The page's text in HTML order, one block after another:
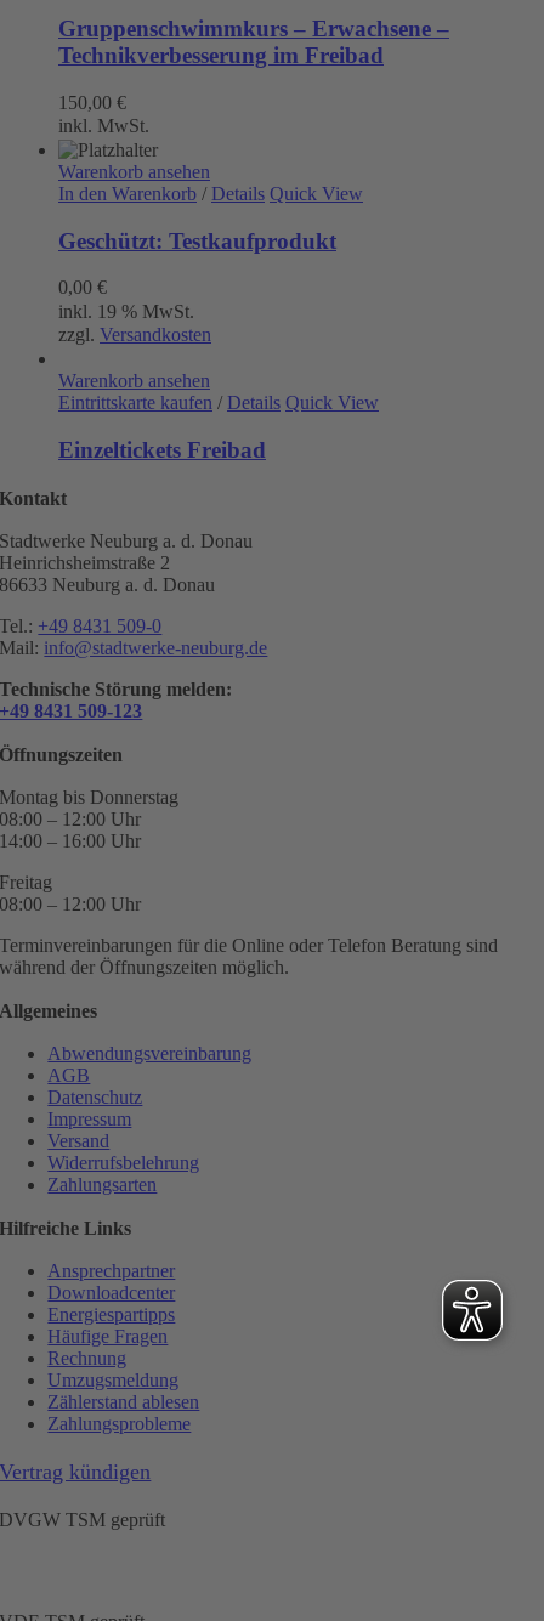
Gruppenschwimmkurs – Erwachsene –
Technikverbesserung im Freibad
150,00 €
inkl. MwSt.
Warenkorb ansehen
In den Warenkorb / Details Quick View
Geschützt: Testkaufprodukt
0,00 €
inkl. 19 % MwSt.
zzgl. Versandkosten
Warenkorb ansehen
Eintrittskarte kaufen / Details Quick View
Einzeltickets Freibad
Kontakt
Stadtwerke Neuburg a. d. Donau
Heinrichsheimstraße 2
86633 Neuburg a. d. Donau
Tel.: +49 8431 509-0
Mail: info@stadtwerke-neuburg.de
Technische Störung melden:
+49 8431 509-123
Öffnungszeiten
Montag bis Donnerstag
08:00 – 12:00 Uhr
14:00 – 16:00 Uhr
Freitag
08:00 – 12:00 Uhr
Terminvereinbarungen für die Online oder Telefon Beratung sind
während der Öffnungszeiten möglich.
Allgemeines
Abwendungsvereinbarung
AGB
Datenschutz
Impressum
Versand
Widerrufsbelehrung
Zahlungsarten
Hilfreiche Links
Ansprechpartner
Downloadcenter
Energiespartipps
Häufige Fragen
Rechnung
Umzugsmeldung
Zählerstand ablesen
Zahlungsprobleme
Vertrag kündigen
DVGW TSM geprüft